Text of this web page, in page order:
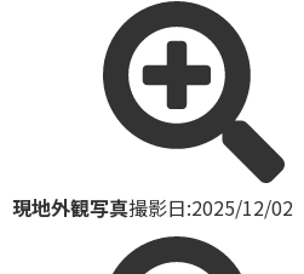
現地外観写真撮影日:2025/12/02